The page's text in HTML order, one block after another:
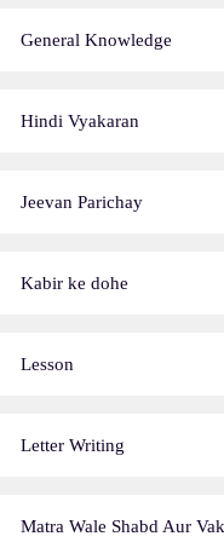
General Knowledge
Hindi Vyakaran
Jeevan Parichay
Kabir ke dohe
Lesson
Letter Writing
Matra Wale Shabd Aur